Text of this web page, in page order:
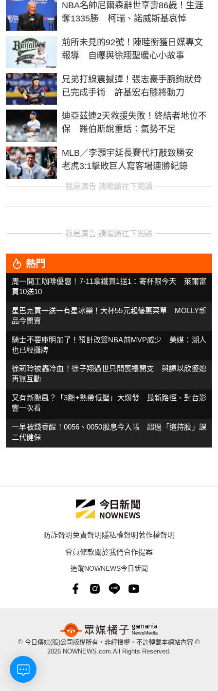
NBA名帥尼爾森辭世享壽86歲！生涯
奪1335勝 柯瑞、諾威斯基哀悼
前所未見的92號！陳睦衡獲日媒專文
報導 自曝與徐翔聖暖心小故事
兄弟打線震撼彈！張志豪手腕鉤狀骨
已完成手術 許基宏右膝將動刀
迪亞茲連2天救援失敗！終結者地位不
保 羅伯斯說重話：氣勢不足
MLB／李灝宇延長賽代打敲致勝安
老虎3:1擊敗巨人寫客場連勝紀錄
我是廣告 請繼續往下閱讀
我是廣告 請繼續往下閱讀
熱門
周一開工咖啡優惠！7-11拿鐵買1送1：寄杯限今天 萊爾富
買10送10
星巴克買一送一有星冰樂！大杯55元起優惠菜單 MOLLY新
品今開賣
騎士不要庫明加了！預計改簽NBA前MVP威少 美媒：湖人
也已經攤牌
徐莉玲被轟冷血！徐子翔過世只問喪禮開支 與譚以欣婆媳
再無互動
又有新颱風？「3颱+熱帶低壓」大爆發 最新路徑、對台影
響一次看
一早被錢香醒！0056、0050股息今入帳 超過「這持股」課
二代健保
防詐聲明免責聲明隱私權聲明著作權聲明
會員條款關於我們合作提案
追蹤NOWNEWS今日新聞
© 今日傳媒(股)公司版權所有，非經授權，不許轉載本網站內容 ©
2026 NOWNEWS.com.All Rights Reserved.